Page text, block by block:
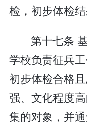
检，初步体检结
第十七条
学校负责征兵工
初步体检合格
强、文化程度
集的对象，并通